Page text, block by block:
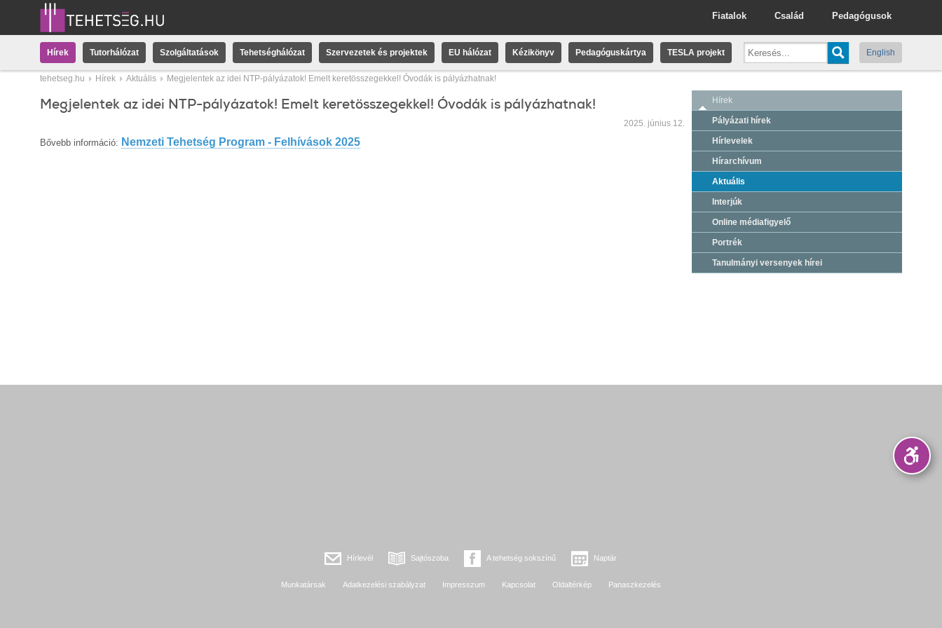
Pedagógusok
Család
Fiatalok
Hírek Tutorhálózat Szolgáltatások Tehetséghálózat Szervezetek és projektek EU hálózat Kézikönyv Pedagóguskártya TESLA projekt English
tehetseg.hu Hírek Aktuális Megjelentek az idei NTP-pályázatok! Emelt keretösszegekkel! Óvodák is pályázhatnak!
Megjelentek az idei NTP-pályázatok! Emelt keretösszegekkel! Óvodák is pályázhatnak!
2025. június 12.
Bővebb információ: Nemzeti Tehetség Program - Felhívások 2025
Hírek
Pályázati hírek
Hírlevelek
Hírarchívum
Aktuális
Interjúk
Online médiafigyelő
Portrék
Tanulmányi versenyek hírei
Hírlevél Sajtószoba A tehetség sokszínű Naptár
Munkatársak Adatkezelési szabályzat Impresszum Kapcsolat Oldaltérkép Panaszkezelés